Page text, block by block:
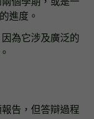
進度。
為它涉及廣泛的
告，但答辯過程